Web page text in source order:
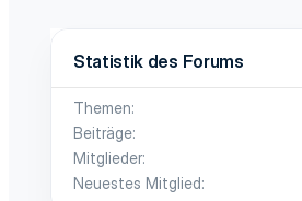
Statistik des Forums
Themen
Beiträge
Mitglieder
Neuestes Mitglied